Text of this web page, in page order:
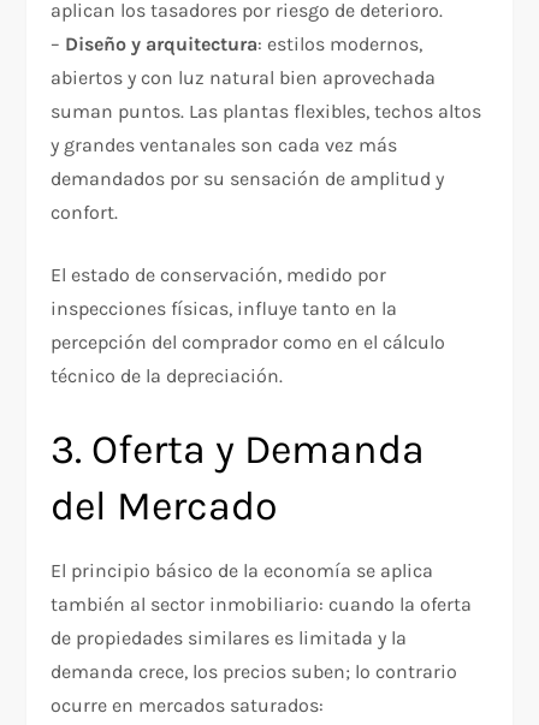
aplican los tasadores por riesgo de deterioro.
– Diseño y arquitectura: estilos modernos,
abiertos y con luz natural bien aprovechada
suman puntos. Las plantas flexibles, techos altos
y grandes ventanales son cada vez más
demandados por su sensación de amplitud y
confort.
El estado de conservación, medido por
inspecciones físicas, influye tanto en la
percepción del comprador como en el cálculo
técnico de la depreciación.
3. Oferta y Demanda
del Mercado
El principio básico de la economía se aplica
también al sector inmobiliario: cuando la oferta
de propiedades similares es limitada y la
demanda crece, los precios suben; lo contrario
ocurre en mercados saturados: